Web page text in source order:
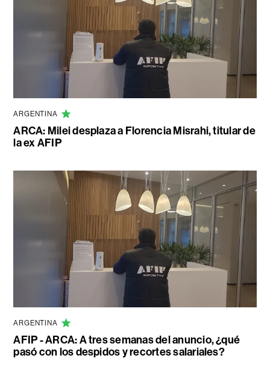
ARGENTINA
ARCA: Milei desplaza a Florencia Misrahi, titular de
la ex AFIP
ARGENTINA
AFIP - ARCA: A tres semanas del anuncio, ¿qué
pasó con los despidos y recortes salariales?